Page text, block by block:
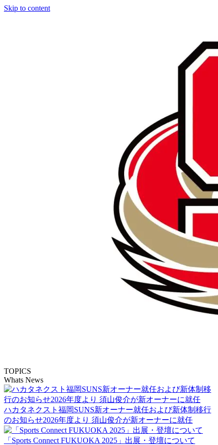
Skip to content
TOPICS
Whats News
ハカタネクスト福岡SUNS新オーナー就任および新体制移行
のお知らせ2026年度より 須山俊介が新オーナーに就任
「Sports Connect FUKUOKA 2025」出展・登壇について